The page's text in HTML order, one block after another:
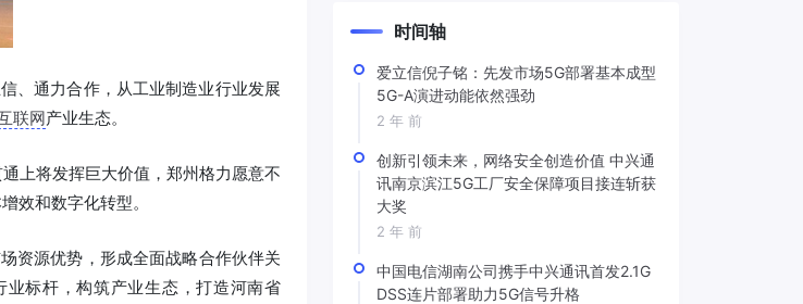
、通力合作，从工业制造业行业发展
联网产业生态。
上将发挥巨大价值，郑州格力愿意不
效和数字化转型。
资源优势，形成全面战略合作伙伴关
标杆，构筑产业生态，打造河南省
时间轴
爱立信倪子铭：先发市场5G部署基本成型
5G-A演进动能依然强劲
2 年 前
创新引领未来，网络安全创造价值 中兴通
讯南京滨江5G工厂安全保障项目接连斩获
大奖
2 年 前
中国电信湖南公司携手中兴通讯首发2.1G
DSS连片部署助力5G信号升格